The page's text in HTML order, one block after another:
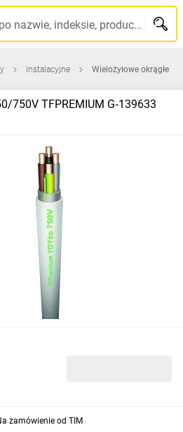
Szukaj po nazwie, indeksie, producencie, kodzie kreskowym...
Instalacyjne Wielożyłowe okrągłe
750V TFPREMIUM G‑139633
zamówienie od TIM